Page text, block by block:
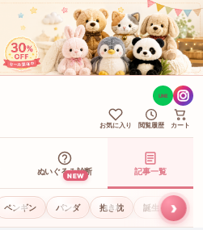
LINE
お気に入り 閲覧履歴 カート
ぬいぐるみ診断
NEW 記事一覧
ペンギン パンダ 抱き枕 誕生日ギフト
›